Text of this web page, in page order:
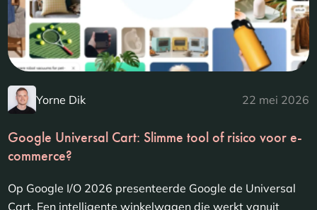
Yorne Dik 22 mei 2026
Google Universal Cart: Slimme tool of risico voor e-
commerce?
Op Google I/O 2026 presenteerde Google de Universal
Cart. Een intelligente winkelwagen die werkt vanuit